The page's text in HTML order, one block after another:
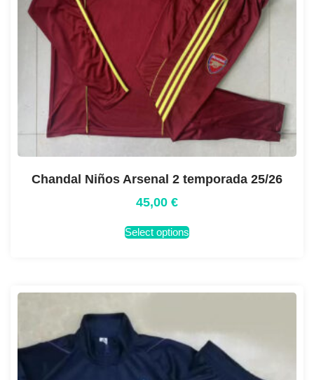
Chandal Niños Arsenal 2 temporada 25/26
45,00 €
Select options